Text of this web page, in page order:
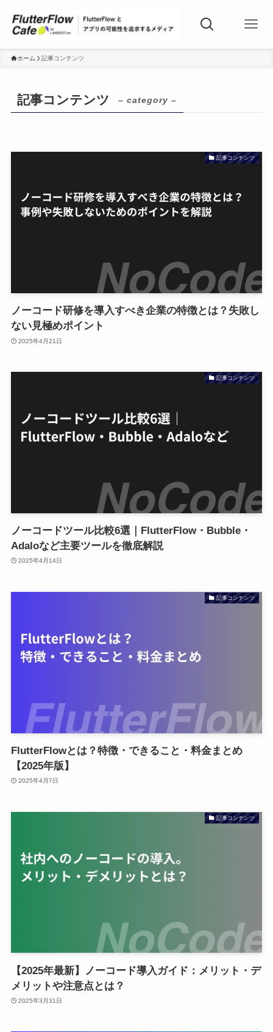
ホーム 記事コンテンツ
記事コンテンツ – category –
記事コンテンツ
ノーコード研修を導入すべき企業の特徴とは？失敗し
ない見極めポイント
2025年4月21日
記事コンテンツ
ノーコードツール比較6選｜FlutterFlow・Bubble・
Adaloなど主要ツールを徹底解説
2025年4月14日
記事コンテンツ
FlutterFlowとは？特徴・できること・料金まとめ
【2025年版】
2025年4月7日
記事コンテンツ
【2025年最新】ノーコード導入ガイド：メリット・デ
メリットや注意点とは？
2025年3月31日